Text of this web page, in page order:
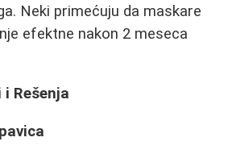
Neki primećuju da maskare
efektne nakon 2 meseca
Rešenja